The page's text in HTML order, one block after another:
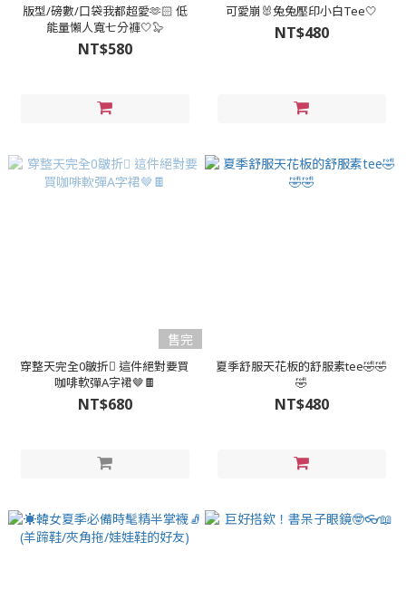
版型/磅數/口袋我都超愛🫶🏻 低
能量懶人寬七分褲🤍🦭
NT$580
可愛崩🐰兔兔壓印小白Tee🤍
NT$480
售完
穿整天完全0皺折🫯 這件絕對要買
咖啡軟彈A字裙🤎🍫
NT$680
夏季舒服天花板的舒服素tee🤣🤣
🤣
NT$480